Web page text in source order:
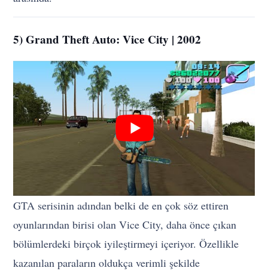
5) Grand Theft Auto: Vice City | 2002
GTA serisinin adından belki de en çok söz ettiren
oyunlarından birisi olan Vice City, daha önce çıkan
bölümlerdeki birçok iyileştirmeyi içeriyor. Özellikle
kazanılan paraların oldukça verimli şekilde